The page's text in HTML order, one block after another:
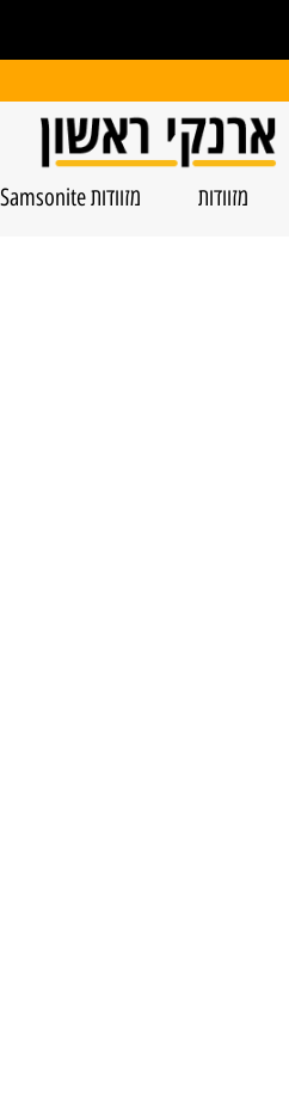
על כל מזוודת Slazenger קבלו
מזוודות מזוודות Samsonite